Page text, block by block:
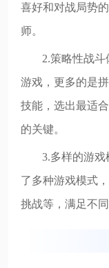
喜好和对战局势
师。
2.策略性战
游戏，更多的是
技能，选出最适
的关键。
3.多样的游
了多种游戏模式
挑战等，满足不